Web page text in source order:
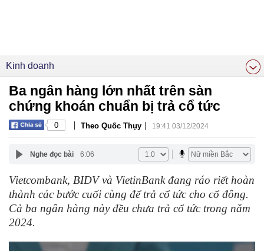
Kinh doanh
Ba ngân hàng lớn nhất trên sàn
chứng khoán chuẩn bị trả cổ tức
0 | Theo Quốc Thụy | 19:41 03/12/2024
Nghe đọc bài 6:06
Vietcombank, BIDV và VietinBank đang ráo riết hoàn
thành các bước cuối cùng để trả cổ tức cho cổ đông.
Cả ba ngân hàng này đều chưa trả cổ tức trong năm
2024.